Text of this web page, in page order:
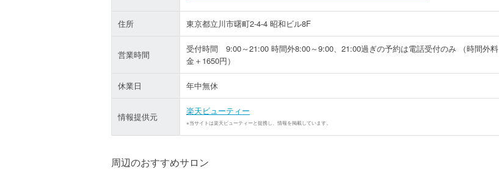
住所 東京都立川市曙町2-4-4 昭和ビル8F
営業時間
受付時間 9:00～21:00 時間外8:00～9:00、21:00過ぎの予約は電話受付のみ （時間外料
金＋1650円）
休業日 年中無休
情報提供元
楽天ビューティー
※当サイトは楽天ビューティーと提携し、情報を掲載しています。
周辺のおすすめサロン